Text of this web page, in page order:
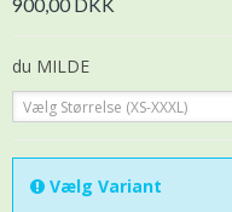
du MILDE
Vælg Størrelse (XS-XXXL)
Vælg Variant